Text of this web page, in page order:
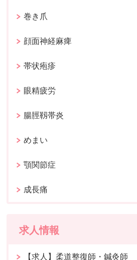
巻き爪
顔面神経麻痺
帯状疱疹
眼精疲労
腸脛靱帯炎
めまい
顎関節症
成長痛
求人情報
【求人】柔道整復師・鍼灸師